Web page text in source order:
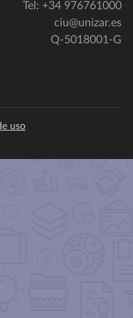
Tel: +34 976761000
ciu@unizar.es
Q-5018001-G
uso